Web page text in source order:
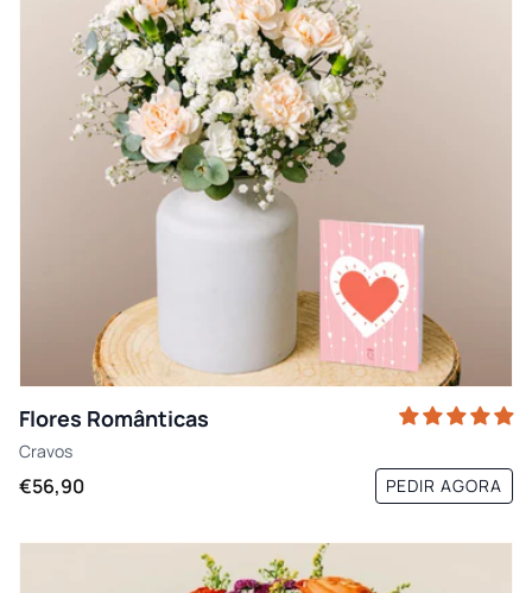
Flores Românticas
Cravos
€56,90 PEDIR AGORA